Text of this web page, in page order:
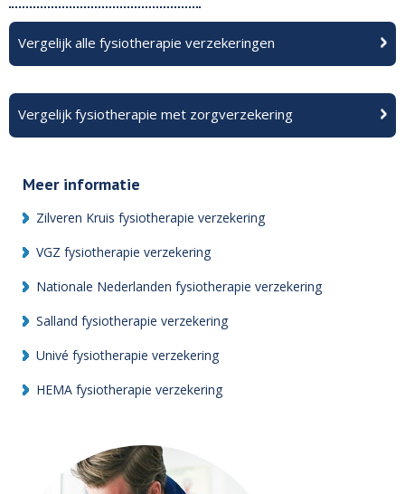
Vergelijk alle fysiotherapie verzekeringen
Vergelijk fysiotherapie met zorgverzekering
Meer informatie
Zilveren Kruis fysiotherapie verzekering
VGZ fysiotherapie verzekering
Nationale Nederlanden fysiotherapie verzekering
Salland fysiotherapie verzekering
Univé fysiotherapie verzekering
HEMA fysiotherapie verzekering